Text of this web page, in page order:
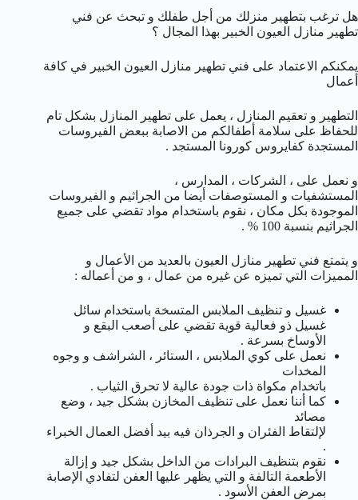
هل ترغب بتطهير منزلك من أجل طفلك و تبحث عن فني
تطهير منازل العيون الخبير بهذا المجال ؟
يمكنكم الاعتماد على فني تطهير منازل العيون الخبير في كافة
أعمال
التطهير و تعقيم المنازل ، يعمل على تطهير المنازل بشكل تام
للحفاظ على سلامة أطفالكم من الاصابة ببعض الفيروسات
المستجدة كفايروس كورونا المستجد .
و نعمل على ، الشركات ، المدارس ،
المستشفيات و المستوصفات أيضا من الجراثيم و الفيروسات
الموجودة بكل مكان ، نقوم باستخدام مواد تقضي على جميع
الجراثيم بنسبة 100 % .
و يتمتع فني تطهير منازل العيون بالعديد من الأعمال و
المميزات التي تميزه عن غيره من عمال ، و من أعماله :
غسيل و تنظيف الملابس المتسخة باستخدام سائل
غسيل ذو فعالية قوية تقضي على أصعب البقع و
الأوساخ بسرعة .
نعمل على كوي الملابس ، الستائر ، الشراشف و وجوه
المخدات
باتخدام مكواة ذات جودة عالية لا تحرق الثياب .
كما أننا نعمل على تنظيف المخازن بشكل جيد ، وضع
مصائد
لإلتقاط الفئران و الجرذان فيه بيد أفضل العمال الخبراء
.
نقوم بتنظيف البرادات من الداخل بشكل جيد و إزالة
الأطعمة التالفة و التي يظهر عليها العفن لتفادي الإصابة
بمرض العفن الأسود .